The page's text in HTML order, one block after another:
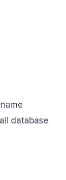
database